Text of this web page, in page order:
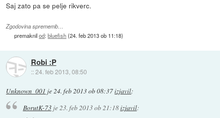
Saj zato pa se pelje rikverc.
Zgodovina sprememb…
premaknilod:bluefish(24. feb 2013 ob 11:18)
Robi :P
::24. feb 2013, 08:50
Unknown_001 je24. feb 2013 ob 08:37izjavil:
BorutK-73je23. feb 2013 ob 21:18izjavil: